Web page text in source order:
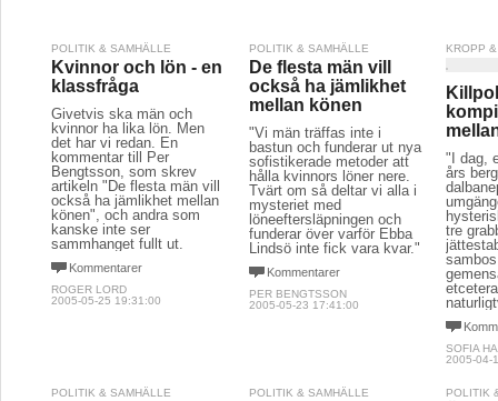
POLITIK & SAMHÄLLE
Kvinnor och lön - en
klassfråga
Givetvis ska män och
kvinnor ha lika lön. Men
det har vi redan. En
kommentar till Per
Bengtsson, som skrev
artikeln "De flesta män vill
också ha jämlikhet mellan
könen", och andra som
kanske inte ser
sammhanget fullt ut.
Kommentarer
ROGER LORD
2005-05-25 19:31:00
POLITIK & SAMHÄLLE
De flesta män vill
också ha jämlikhet
mellan könen
"Vi män träffas inte i
bastun och funderar ut nya
sofistikerade metoder att
hålla kvinnors löner nere.
Tvärt om så deltar vi alla i
mysteriet med
löneeftersläpningen och
funderar över varför Ebba
Lindsö inte fick vara kvar."
Kommentarer
PER BENGTSSON
2005-05-23 17:41:00
KROPP
"I dag,
års
tre
SOFIA
2005-04-
POLITIK & SAMHÄLLE POLITIK & SAMHÄLLE POLITIK